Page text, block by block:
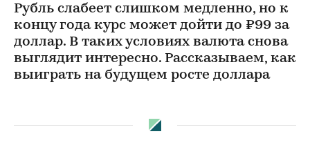
Рубль слабеет слишком медленно, но к
концу года курс может дойти до ₽99 за
доллар. В таких условиях валюта снова
выглядит интересно. Рассказываем, как
выиграть на будущем росте доллара